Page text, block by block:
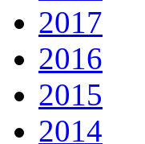
2017
2016
2015
2014